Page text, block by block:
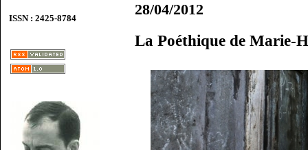
ISSN : 2425-8784
28/04/2012
La Poéthique de Marie-